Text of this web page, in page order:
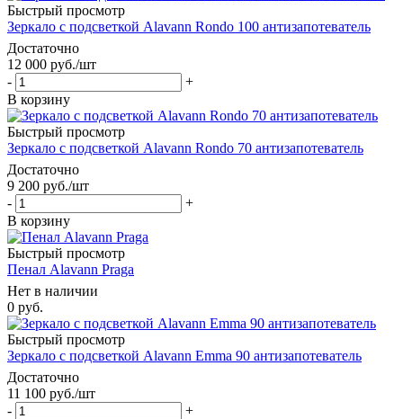
Быстрый просмотр
Зеркало с подсветкой Alavann Rondo 100 антизапотеватель
Достаточно
12 000 руб./шт
-
+
В корзину
Быстрый просмотр
Зеркало с подсветкой Alavann Rondo 70 антизапотеватель
Достаточно
9 200 руб./шт
-
+
В корзину
Быстрый просмотр
Пенал Alavann Praga
Нет в наличии
0 руб.
Быстрый просмотр
Зеркало с подсветкой Alavann Emma 90 антизапотеватель
Достаточно
11 100 руб./шт
-
+